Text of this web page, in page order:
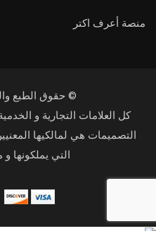
منصة أعرف اكتر
© حقوق الطبع
كل العلامات التجارية و
التصميمات هي لمالكيها
التي يملكونها